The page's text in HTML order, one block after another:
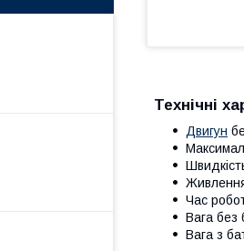
Технічні
Двигун
Час
Вага без
Вага з